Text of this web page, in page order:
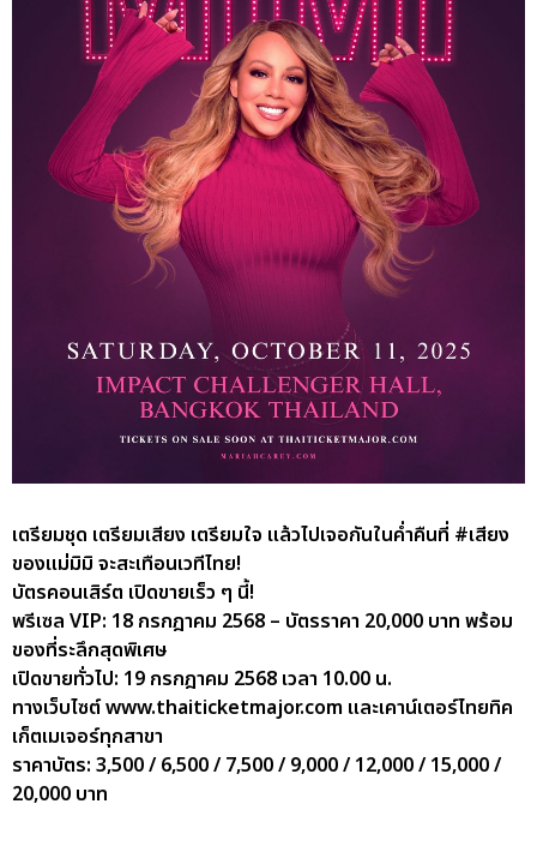
เตรียมชุด เตรียมเสียง เตรียมใจ แล้วไปเจอกันในค่ำคืนที่ #เสียง
ของแม่มิมิ จะสะเทือนเวทีไทย!
บัตรคอนเสิร์ต เปิดขายเร็ว ๆ นี้!
พรีเซล VIP: 18 กรกฎาคม 2568 – บัตรราคา 20,000 บาท พร้อม
ของที่ระลึกสุดพิเศษ
เปิดขายทั่วไป: 19 กรกฎาคม 2568 เวลา 10.00 น.
ทางเว็บไซต์ www.thaiticketmajor.com และเคาน์เตอร์ไทยทิค
เก็ตเมเจอร์ทุกสาขา
ราคาบัตร: 3,500 / 6,500 / 7,500 / 9,000 / 12,000 / 15,000 /
20,000 บาท